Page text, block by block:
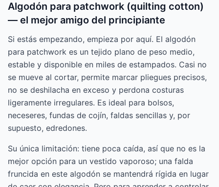
Algodón para patchwork (quilting cotton)
— el mejor amigo del principiante
Si estás empezando, empieza por aquí. El algodón
para patchwork es un tejido plano de peso medio,
estable y disponible en miles de estampados. Casi no
se mueve al cortar, permite marcar pliegues precisos,
no se deshilacha en exceso y perdona costuras
ligeramente irregulares. Es ideal para bolsos,
neceseres, fundas de cojín, faldas sencillas y, por
supuesto, edredones.
Su única limitación: tiene poca caída, así que no es la
mejor opción para un vestido vaporoso; una falda
fruncida en este algodón se mantendrá rígida en lugar